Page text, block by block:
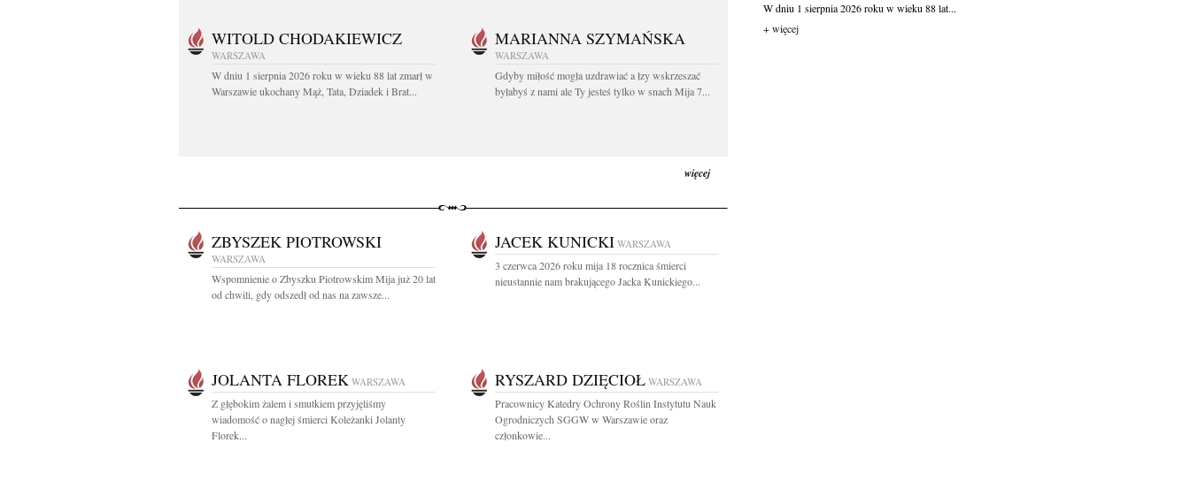
WITOLD CHODAKIEWICZ
WARSZAWA
W dniu 1 sierpnia 2026 roku w wieku 88 lat zmarł w
Warszawie ukochany Mąż, Tata, Dziadek i Brat...
MARIANNA SZYMAŃSKA
WARSZAWA
Gdyby miłość mogła uzdrawiać a łzy wskrzeszać
byłabyś z nami ale Ty jesteś tylko w snach Mija 7...
więcej
ZBYSZEK PIOTROWSKI
WARSZAWA
Wspomnienie o Zbyszku Piotrowskim Mija już 20 lat
od chwili, gdy odszedł od nas na zawsze...
JACEK KUNICKI WARSZAWA
3 czerwca 2026 roku mija 18 rocznica śmierci
nieustannie nam brakującego Jacka Kunickiego...
JOLANTA FLOREK WARSZAWA
Z głębokim żalem i smutkiem przyjęliśmy
wiadomość o nagłej śmierci Koleżanki Jolanty
Florek...
RYSZARD DZIĘCIOŁ WARSZAWA
Pracownicy Katedry Ochrony Roślin Instytutu Nauk
Ogrodniczych SGGW w Warszawie oraz
członkowie...
W dniu 1 sierpnia 2026 roku w wieku 88 lat...
+ więcej